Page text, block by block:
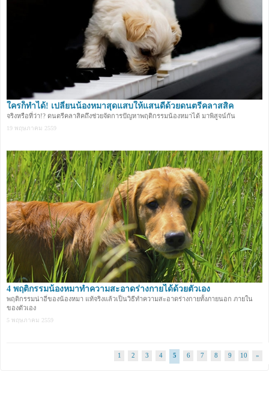
ใครก็ทำได้! เปลี่ยนน้องหมาสุดแสบให้แสนดีด้วยดนตรีคลาสสิค
จริงหรือที่ว่า!? ดนตรีคลาสิคถึงช่วยจัดการปัญหาพฤติกรรมน้องหมาได้ มาพิสูจน์กัน
19 พฤษภาคม 2559
4 พฤติกรรมน้องหมาทำความสะอาดร่างกายได้ด้วยตัวเอง
พฤติกรรมน่าอี๋ของน้องหมา แท้จริงแล้วเป็นวิธีทำความสะอาดร่างกายทั้งภายนอก ภายใน
ของตัวเอง
5 พฤษภาคม 2559
1 2 3 4 5 6 7 8 9 10 »